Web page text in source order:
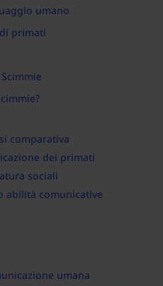
umano
primati
comparativa
dei primati
sociali
abilità comunicative
umana